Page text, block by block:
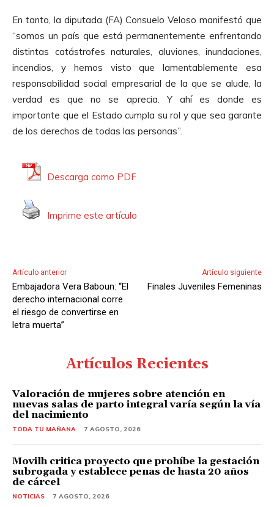
En tanto, la diputada (FA) Consuelo Veloso manifestó que
“somos un país que está permanentemente enfrentando
distintas catástrofes naturales, aluviones, inundaciones,
incendios, y hemos visto que lamentablemente esa
responsabilidad social empresarial de la que se alude, la
verdad es que no se aprecia. Y ahí es donde es
importante que el Estado cumpla su rol y que sea garante
de los derechos de todas las personas”.
Descarga como PDF
Imprime este artículo
Artículo anterior
Embajadora Vera Baboun: “El
derecho internacional corre
el riesgo de convertirse en
letra muerta”
Artículo siguiente
Finales Juveniles Femeninas
Artículos Recientes
Valoración de mujeres sobre atención en
nuevas salas de parto integral varía según la vía
del nacimiento
TODA TU MAÑANA 7 AGOSTO, 2026
Movilh critica proyecto que prohíbe la gestación
subrogada y establece penas de hasta 20 años
de cárcel
NOTICIAS 7 AGOSTO, 2026